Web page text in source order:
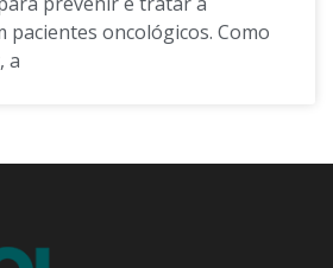
pacientes oncológicos. Como
a